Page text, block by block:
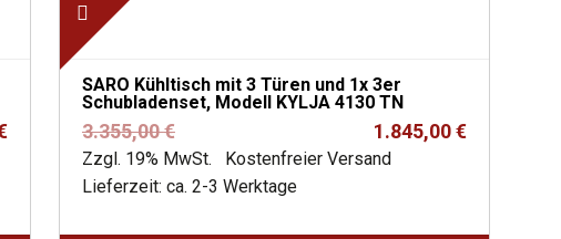
SARO Kühltisch mit 3 Türen und 1x 3er
Schubladenset, Modell KYLJA 4130 TN
3.355,00€Ursprünglicher
Preis
war:
1.845,00€
Aktueller
Preis
ist:
Zzgl. 19% MwSt.
Kostenfreier Versand
Lieferzeit: ca. 2-3 Werktage